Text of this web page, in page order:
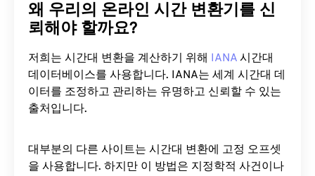
왜 우리의 온라인 시간 변환기를 신
뢰해야 할까요?
저희는 시간대 변환을 계산하기 위해 IANA 시간대
데이터베이스를 사용합니다. IANA는 세계 시간대 데
이터를 조정하고 관리하는 유명하고 신뢰할 수 있는
출처입니다.
대부분의 다른 사이트는 시간대 변환에 ​​고정 오프셋
을 사용합니다. 하지만 이 방법은 지정학적 사건이나